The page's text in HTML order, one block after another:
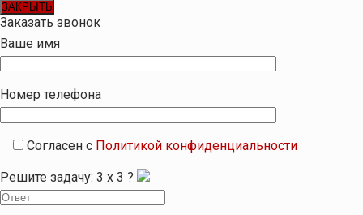
ЗАКРЫТЬ
Заказать звонок
Ваше имя
Номер телефона
Согласен с Политикой конфиденциальности
Решите задачу: 3 x 3 ?